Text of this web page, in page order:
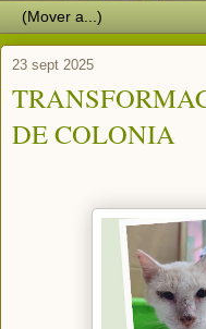
23 sept 2025
DE COLONIA